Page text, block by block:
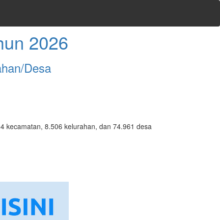
2026
Desa
kecamatan, 8.506 kelurahan, dan 74.961 desa